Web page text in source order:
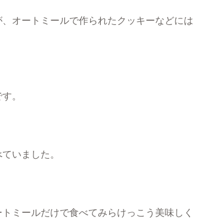
オートミールで作られたクッキーなどには
。
いました。
ミールだけで食べてみらけっこう美味しく